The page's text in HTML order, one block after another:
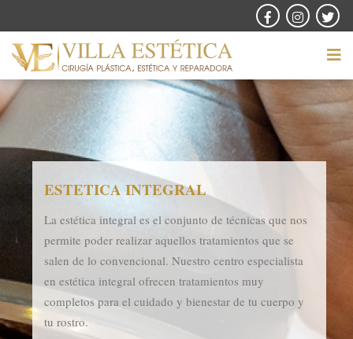
ESTETICA INTEGRAL
La estética integral es el conjunto de técnicas que nos
permite poder realizar aquellos tratamientos que se
salen de lo convencional. Nuestro centro especialista
en estética integral ofrecen tratamientos muy
completos para el cuidado y bienestar de tu cuerpo y
tu rostro.